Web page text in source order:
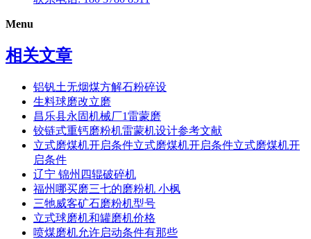
Menu
相关文章
铝钒土无烟煤方解石粉碎设
生料球磨改立磨
昌乐县永固机械厂1雷蒙磨
铰链式重钙磨粉机雷蒙机设计参考文献
立式磨煤机开启条件立式磨煤机开启条件立式磨煤机开
启条件
辽宁 锦州四辊破碎机
福州哪买磨三七的磨粉机 小枫
三牠威客矿石磨粉机型号
立式球磨机和罐磨机价格
喷煤磨机允许启动条件有那些